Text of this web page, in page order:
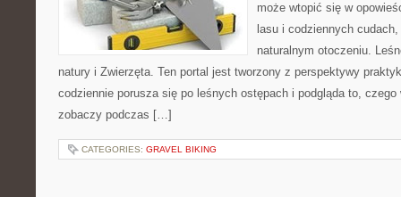
może wtopić się w
lasu i codziennych
naturalnym otoczeniu.
natury i Zwierzęta. Ten portal jest tworzony z perspektywy
codziennie porusza się po leśnych ostępach i podgląda to,
zobaczy podczas […]
CATEGORIES: GRAVEL BIKING